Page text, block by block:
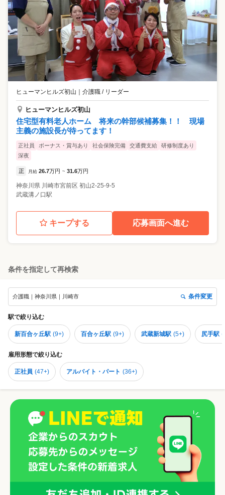
ヒューマンヒルズ初山 介護職 / リーダー
ヒューマンヒルズ初山
住宅型有料老人ホーム 将来の幹部候補募集！！ 現場
主義の施設長が待ってます！
正社員 ボーナス・賞与あり 社会保険完備 交通費支給
研修制度あり
深夜
正 月給 26.7万円 ~ 31.6万円
神奈川県 川崎市宮前区 初山2-25-9-5
武蔵溝ノ口駅
キープする 応募画面へ進む
条件を指定して再検索
介護職｜神奈川県｜川崎市 条件変更
駅で絞り込む
新百合ヶ丘駅 (9+) 百合ヶ丘駅 (9+) 武蔵新城駅 (5+) 尻手駅 (
雇用形態で絞り込む
正社員 (47+) アルバイト・パート (36+)